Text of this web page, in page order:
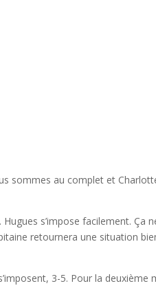
sommes au complet et
s’impose facilement. Ça
retournera une situation
3-5. Pour la deuxième